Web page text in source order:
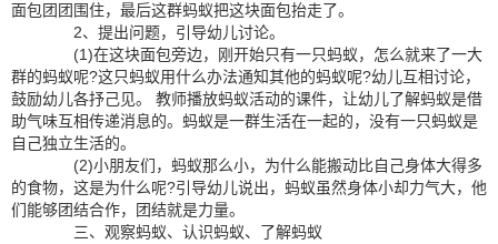
面包团团围住，最后这群蚂蚁把这块面包抬走了。
2、提出问题，引导幼儿讨论。
(1)在这块面包旁边，刚开始只有一只蚂蚁，怎么就来了一大
群的蚂蚁呢?这只蚂蚁用什么办法通知其他的蚂蚁呢?幼儿互相讨论，
鼓励幼儿各抒己见。 教师播放蚂蚁活动的课件，让幼儿了解蚂蚁是借
助气味互相传递消息的。蚂蚁是一群生活在一起的，没有一只蚂蚁是
自己独立生活的。
(2)小朋友们，蚂蚁那么小，为什么能搬动比自己身体大得多
的食物，这是为什么呢?引导幼儿说出，蚂蚁虽然身体小却力气大，他
们能够团结合作，团结就是力量。
三、观察蚂蚁、认识蚂蚁、了解蚂蚁